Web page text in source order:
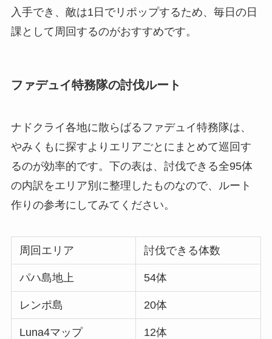
入手でき、敵は1日でリポップするため、毎日の日
課として周回するのがおすすめです。
ファデュイ特務隊の討伐ルート
ナドクライ各地に散らばるファデュイ特務隊は、
やみくもに探すよりエリアごとにまとめて巡回す
るのが効率的です。下の表は、討伐できる全95体
の内訳をエリア別に整理したものなので、ルート
作りの参考にしてみてください。
周回エリア 討伐できる体数
パハ島地上 54体
レンポ島 20体
Luna4マップ 12体